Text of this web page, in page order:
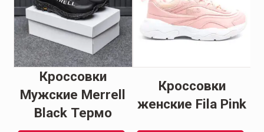
Кроссовки
Мужские Merrell
Black Термо
Кроссовки
женские Fila Pink